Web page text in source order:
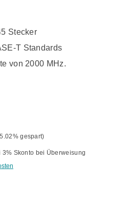
Stecker
T Standards
von 2000 MHz.
gespart)
3% Skonto bei Überweisung